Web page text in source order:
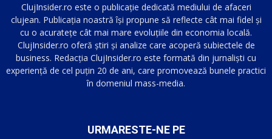
ClujInsider.ro este o publicație dedicată mediului de afaceri
clujean. Publicația noastră își propune să reflecte cât mai fidel și
cu o acuratețe cât mai mare evoluțiile din economia locală.
ClujInsider.ro oferă știri și analize care acoperă subiectele de
business. Redacția ClujInsider.ro este formată din jurnaliști cu
experiență de cel puțin 20 de ani, care promovează bunele practici
în domeniul mass-media.
URMARESTE-NE PE